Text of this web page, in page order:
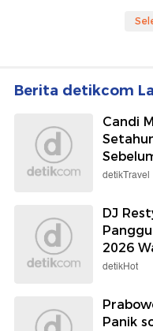
Berita detikcom
Candi
detikTravel
DJ
2026
detikHot
Panik